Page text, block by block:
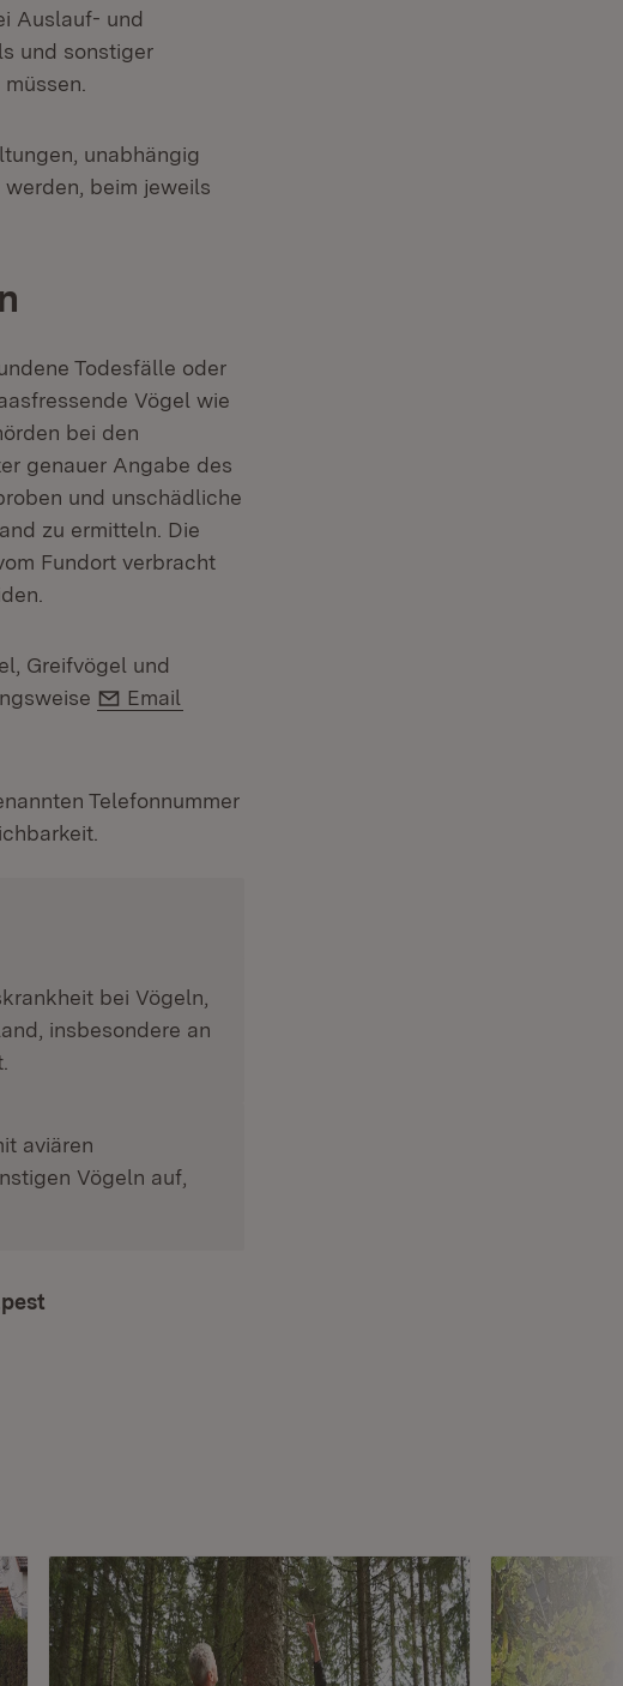
Auslauf- und
und sonstiger
unabhängig
beim jeweils
Todesfälle oder
Vögel wie
bei den
genauer Angabe des
und unschädliche
zu ermitteln. Die
Fundort verbracht
Greifvögel und
E-Mail:
Email
Telefonnummer
bei Vögeln,
insbesondere an
aviären
Vögeln auf,